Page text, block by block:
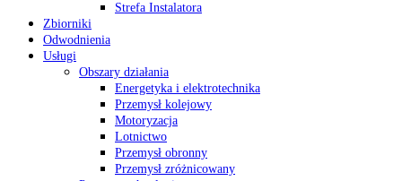
Strefa Instalatora
Zbiorniki
Odwodnienia
Usługi
Obszary działania
Energetyka i elektrotechnika
Przemysł kolejowy
Motoryzacja
Lotnictwo
Przemysł obronny
Przemysł zróżnicowany